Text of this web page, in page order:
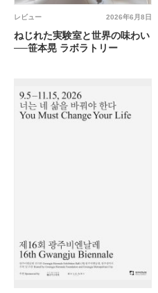
2026年6月8日
レビュー
ねじれた実験室と世界の味わい
──笹本晃 ラボラトリー